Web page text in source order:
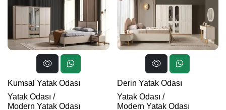
Kumsal Yatak Odası
Yatak Odası /
Modern Yatak Odası
Derin Yatak Odası
Yatak Odası /
Modern Yatak Odası